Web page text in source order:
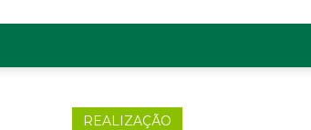
REALIZAÇÃO